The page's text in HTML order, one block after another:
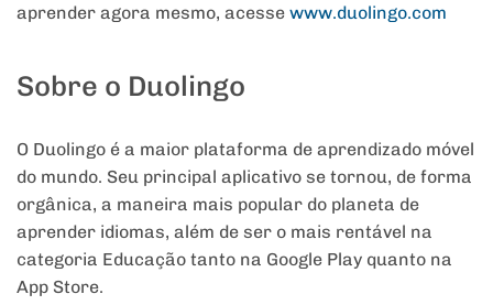
aprender agora mesmo, acesse www.duolingo.com
Sobre o Duolingo
O Duolingo é a maior plataforma de aprendizado móvel
do mundo. Seu principal aplicativo se tornou, de forma
orgânica, a maneira mais popular do planeta de
aprender idiomas, além de ser o mais rentável na
categoria Educação tanto na Google Play quanto na
App Store.